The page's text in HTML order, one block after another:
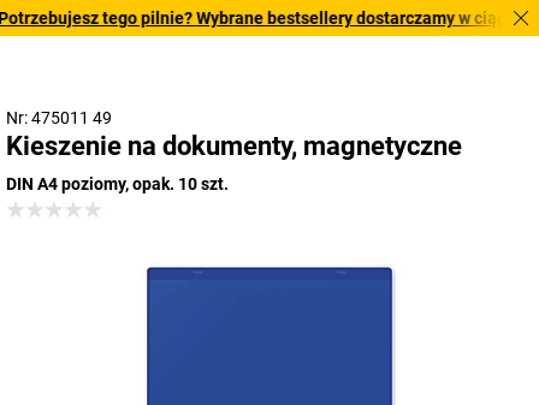
tego pilnie? Wybrane bestsellery dostarczamy w ciągu 2-3
Nr: 475011 49
Kieszenie na dokumenty, magnetyczne
DIN A4 poziomy, opak. 10 szt.